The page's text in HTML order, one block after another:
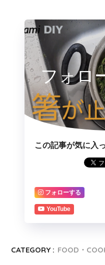
フォロ
この記事が気に入
フォローする
YouTube
CATEGORY : FOOD・